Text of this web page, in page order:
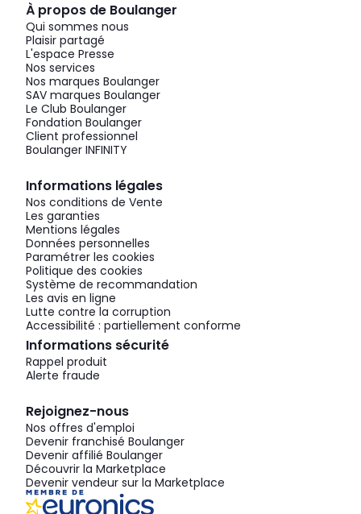
À propos de Boulanger
Qui sommes nous
Plaisir partagé
L'espace Presse
Nos services
Nos marques Boulanger
SAV marques Boulanger
Le Club Boulanger
Fondation Boulanger
Client professionnel
Boulanger INFINITY
Informations légales
Nos conditions de Vente
Les garanties
Mentions légales
Données personnelles
Paramétrer les cookies
Politique des cookies
Système de recommandation
Les avis en ligne
Lutte contre la corruption
Accessibilité : partiellement conforme
Informations sécurité
Rappel produit
Alerte fraude
Rejoignez-nous
Nos offres d'emploi
Devenir franchisé Boulanger
Devenir affilié Boulanger
Découvrir la Marketplace
Devenir vendeur sur la Marketplace